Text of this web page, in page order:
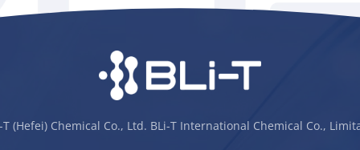
T (Hefei) Chemical Co., Ltd. BLi-T International Chemical Co.,